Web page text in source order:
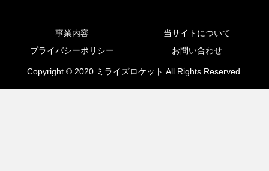
事業内容
当サイトについて
プライバシーポリシー
お問い合わせ
Copyright © 2020 ミライズロケット All Rights Reserved.